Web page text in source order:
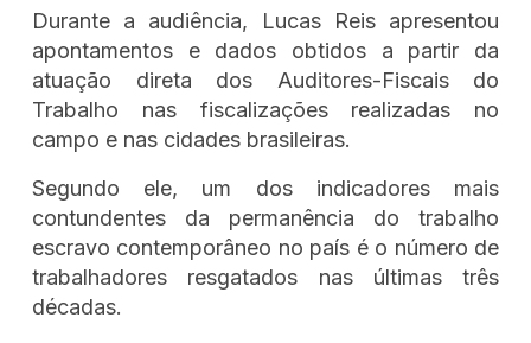
Durante a audiência, Lucas Reis apresentou
apontamentos e dados obtidos a partir da
atuação direta dos Auditores-Fiscais do
Trabalho nas fiscalizações realizadas no
campo e nas cidades brasileiras.
Segundo ele, um dos indicadores mais
contundentes da permanência do trabalho
escravo contemporâneo no país é o número de
trabalhadores resgatados nas últimas três
décadas.